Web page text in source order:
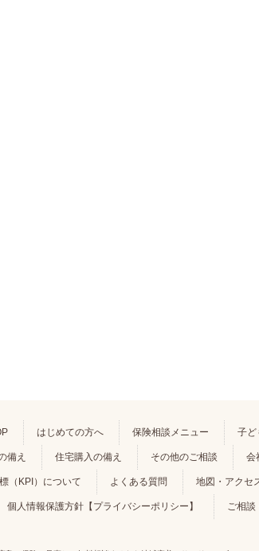
はじめての方へ 保険相談メニュー 子ど
備え 住宅購入の備え その他のご相談 会
（KPI）について よくある質問 地図・アクセ
個人情報保護方針【プライバシーポリシー】 ご相談